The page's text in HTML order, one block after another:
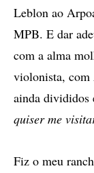
Leblon ao
MPB. E dar
com a alma
violonista, com
ainda divididos
quiser me
Fiz o meu